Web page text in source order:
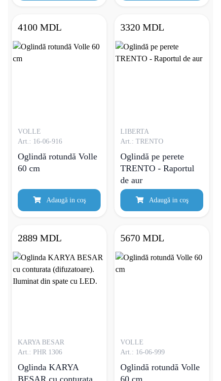
4100 MDL
VOLLE
Art.: 16-06-916
Oglindă rotundă Volle
60 cm
Adaugă in coş
3320 MDL
LIBERTA
Art.: TRENTO
Oglindă pe perete
TRENTO - Raportul
de aur
Adaugă in coş
2889 MDL
KARYA BESAR
Art.: PHR 1306
Oglinda KARYA
BESAR cu conturata
5670 MDL
VOLLE
Art.: 16-06-999
Oglindă rotundă Volle
60 cm